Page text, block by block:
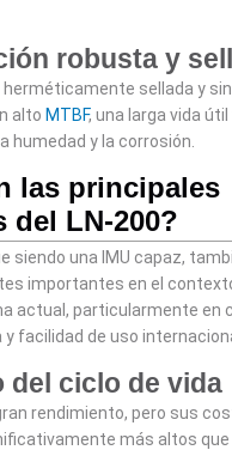
robusta y
herméticamente sellada y
alto MTBF, una larga vida útil
humedad y la corrosión.
las principales
del LN-200?
siendo una IMU capaz,
importantes en el
actual, particularmente en
facilidad de uso
del ciclo de vida
rendimiento, pero sus
más altos que